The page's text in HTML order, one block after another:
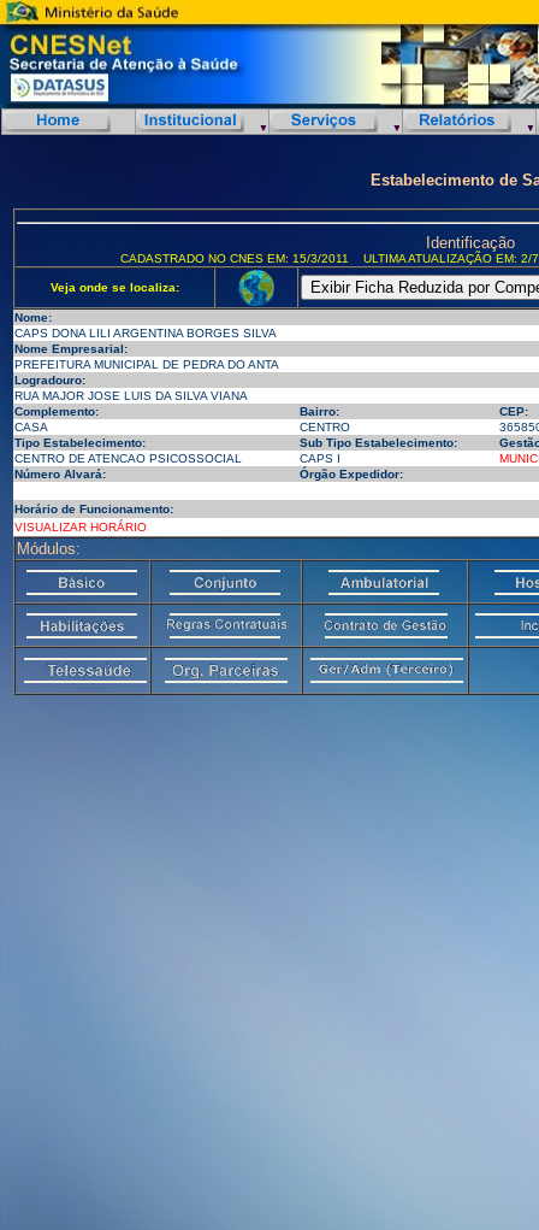
Estabelecimento de
Identificação
CADASTRADO NO CNES EM: 15/3/2011 ULTIMA ATUALIZAÇÃO EM:
Veja onde se localiza:
Nome:
CAPS DONA LILI ARGENTINA BORGES SILVA
Nome Empresarial:
PREFEITURA MUNICIPAL DE PEDRA DO ANTA
Logradouro:
RUA MAJOR JOSE LUIS DA SILVA VIANA
Complemento:
Bairro:
CEP:
CASA
CENTRO
Tipo Estabelecimento:
Sub Tipo Estabelecimento:
CENTRO DE ATENCAO PSICOSSOCIAL
CAPS I
Número Alvará:
Órgão Expedidor:
Horário de Funcionamento:
VISUALIZAR HORÁRIO
Módulos: